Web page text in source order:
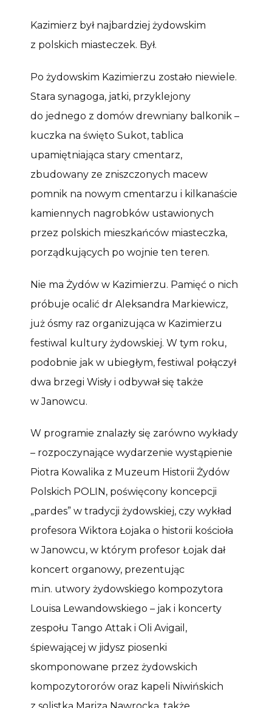
Kazimierz był najbardziej żydowskim
z polskich miasteczek. Był.
Po żydowskim Kazimierzu zostało niewiele.
Stara synagoga, jatki, przyklejony
do jednego z domów drewniany balkonik –
kuczka na święto Sukot, tablica
upamiętniająca stary cmentarz,
zbudowany ze zniszczonych macew
pomnik na nowym cmentarzu i kilkanaście
kamiennych nagrobków ustawionych
przez polskich mieszkańców miasteczka,
porządkujących po wojnie ten teren.
Nie ma Żydów w Kazimierzu. Pamięć o nich
próbuje ocalić dr Aleksandra Markiewicz,
już ósmy raz organizująca w Kazimierzu
festiwal kultury żydowskiej. W tym roku,
podobnie jak w ubiegłym, festiwal połączył
dwa brzegi Wisły i odbywał się także
w Janowcu.
W programie znalazły się zarówno wykłady
– rozpoczynające wydarzenie wystąpienie
Piotra Kowalika z Muzeum Historii Żydów
Polskich POLIN, poświęcony koncepcji
„pardes” w tradycji żydowskiej, czy wykład
profesora Wiktora Łojaka o historii kościoła
w Janowcu, w którym profesor Łojak dał
koncert organowy, prezentując
m.in. utwory żydowskiego kompozytora
Louisa Lewandowskiego – jak i koncerty
zespołu Tango Attak i Oli Avigail,
śpiewającej w jidysz piosenki
skomponowane przez żydowskich
kompozytororów oraz kapeli Niwińskich